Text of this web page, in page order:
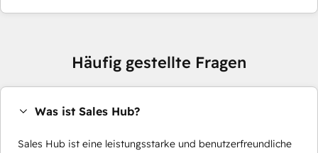
Häufig gestellte Fragen
Was ist Sales Hub?
Sales Hub ist eine leistungsstarke und benutzerfreundliche